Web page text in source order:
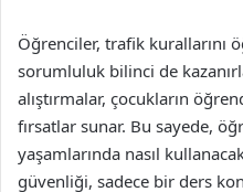
Öğrenciler, trafik kurallarını
sorumluluk bilinci de
alıştırmalar, çocukların
fırsatlar sunar. Bu sayede,
yaşamlarında nasıl
güvenliği, sadece bir ders